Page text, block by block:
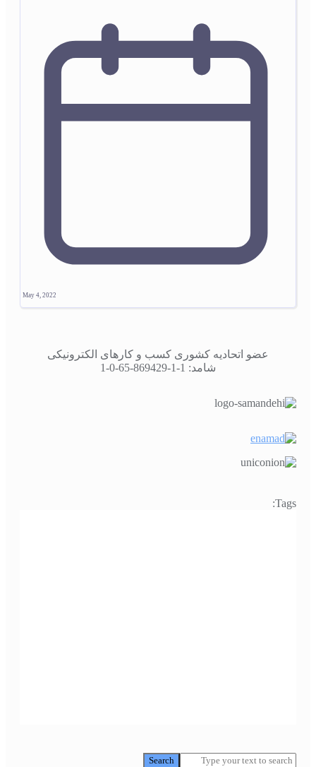
May 4, 2022
عضو اتحادیه کشوری کسب و کارهای الکترونیکی
شامد: 1-1-869429-65-0-1
Tags:
Search
Search